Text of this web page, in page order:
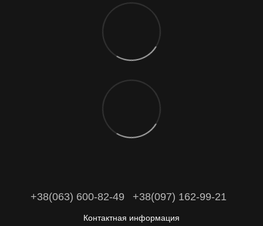
+38(063) 600-82-49 +38(097) 162-99-21
Контактная информация